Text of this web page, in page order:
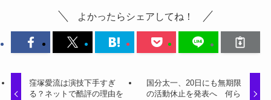
よかったらシェアしてね！
窪塚愛流は演技下手すぎ
る？ネットで酷評の理由を
国分太一、20日にも無期限
の活動休止を発表へ 何ら